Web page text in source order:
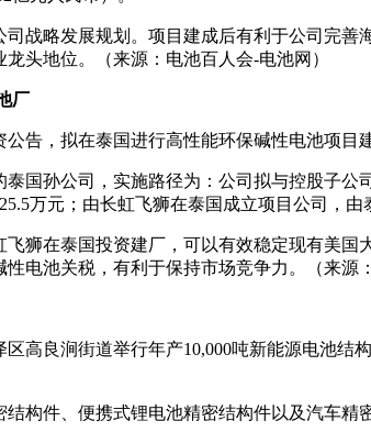
战略发展规划。项目建成后有利于公司完
头地位。（来源：电池百人会-电池网）
厂
告，拟在泰国进行高性能环保碱性电池项目
国孙公司，实施路径为：公司拟与控股子
万元；由长虹飞狮在泰国成立项目公司，
狮在泰国投资建厂，可以有效稳定现有美
电池关税，有利于保持市场竞争力。（来源
高良涧街道举行年产10,000吨新能源电池
构件、便携式锂电池精密结构件以及汽车